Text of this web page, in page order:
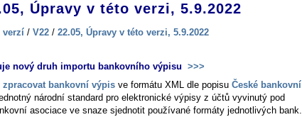
Úpravy v této verzi, 5.9.2022
verzí / V22 / 22.05, Úpravy v této verzi, 5.9.2022
nový druh importu bankovního výpisu
>>>
zpracovat bankovní výpis ve formátu XML dle popisu České bankovní
národní standard pro elektronické výpisy z účtů vyvinutý pod
asociace ve snaze sjednotit používané formáty jednotlivých bank.